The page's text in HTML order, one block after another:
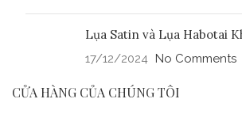
Lụa Satin và Lụa Habotai
17/12/2024 No Comments
CỬA HÀNG CỦA CHÚNG TÔI